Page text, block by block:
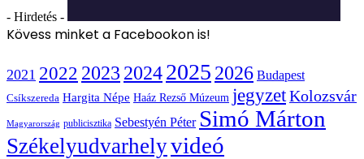
- Hirdetés -
Kövess minket a Facebookon is!
2021 2022 2023 20242025 2026 Budapest
Csíkszereda Hargita Népe Haáz Rezső Múzeum jegyzetKolozsvár
Magyarország publicisztika Sebestyén Péter Simó Márton
Székelyudvarhelyvideó